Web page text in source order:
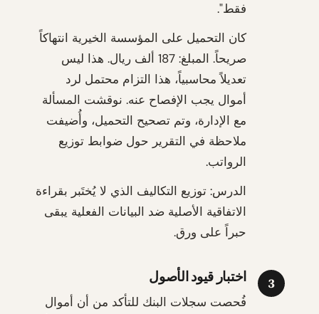
فقط".
كان التحميل على المؤسسة الخيرية انتهاكاً
صريحاً. المبلغ: 187 ألف ريال. هذا ليس
تعديلاً محاسبياً، هذا التزام محتمل لرد
أموال يجب الإفصاح عنه. نوقشت المسألة
مع الإدارة، وتم تصحيح التحميل، وأُضيفت
ملاحظة في التقرير حول ضوابط توزيع
الرواتب.
الدرس: توزيع التكاليف الذي لا يُختَبر بقراءة
الاتفاقية الأصلية ضد البيانات الفعلية يبقى
حبراً على ورق.
3 اختبار قيود الأصول
فُحصت سجلات البنك للتأكد من أن أموال